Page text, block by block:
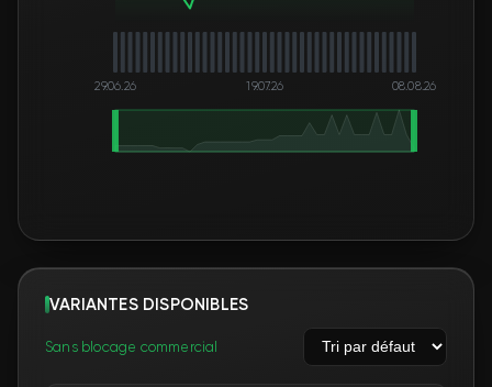
29.06.26 19.07.26 08.08.26
VARIANTES DISPONIBLES
Sans blocage commercial